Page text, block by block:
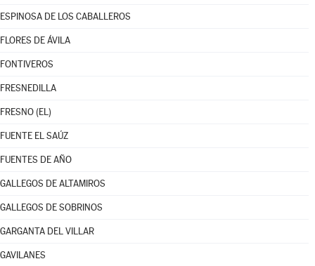
ESPINOSA DE LOS CABALLEROS
FLORES DE ÁVILA
FONTIVEROS
FRESNEDILLA
FRESNO (EL)
FUENTE EL SAÚZ
FUENTES DE AÑO
GALLEGOS DE ALTAMIROS
GALLEGOS DE SOBRINOS
GARGANTA DEL VILLAR
GAVILANES